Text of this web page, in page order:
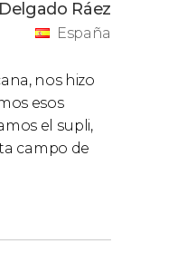
Ráez
España
nos hizo
esos
el supli,
campo de